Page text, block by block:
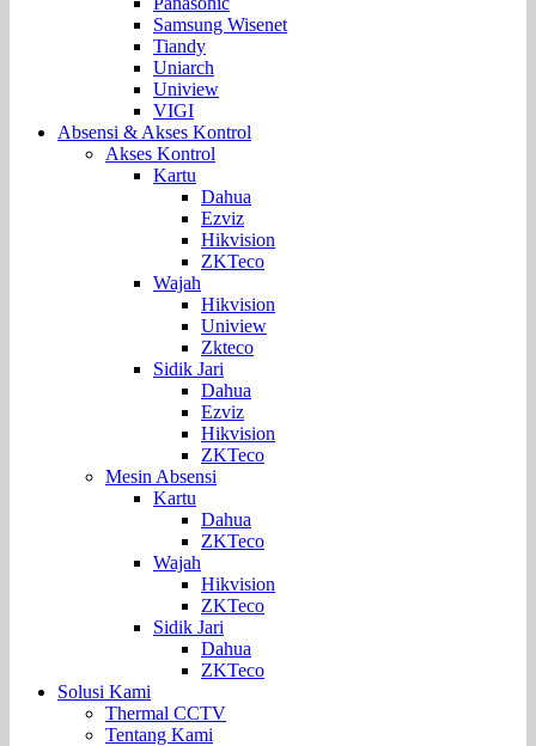
Samsung Wisenet
Tiandy
Uniarch
Uniview
VIGI
Absensi & Akses Kontrol
Akses Kontrol
Kartu
Dahua
Ezviz
Hikvision
ZKTeco
Wajah
Hikvision
Uniview
Zkteco
Sidik Jari
Dahua
Ezviz
Hikvision
ZKTeco
Mesin Absensi
Kartu
Dahua
ZKTeco
Wajah
Hikvision
ZKTeco
Sidik Jari
Dahua
ZKTeco
Solusi Kami
Thermal CCTV
Tentang Kami